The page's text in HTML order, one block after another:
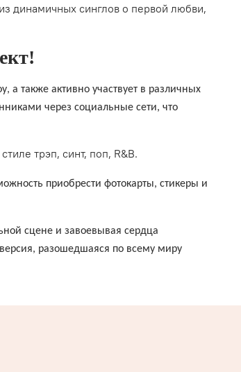
динамичных синглов о первой любви,
также активно участвует в различных
через социальные сети, что
трэп, синт, поп, R&B.
приобрести фотокарты, стикеры и
сцене и завоевывая сердца
разошедшаяся по всему миру